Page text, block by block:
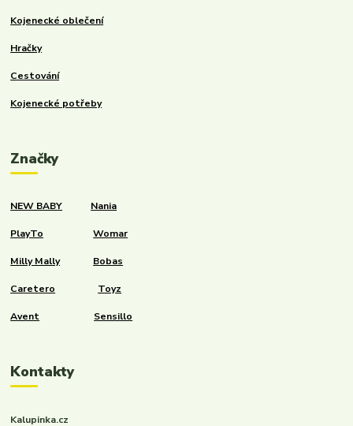
Kojenecké oblečení
Hračky
Cestování
Kojenecké potřeby
Značky
NEW BABY Nania
PlayTo Womar
Milly Mally Bobas
Caretero Toyz
Avent Sensillo
Kontakty
Kalupinka.cz